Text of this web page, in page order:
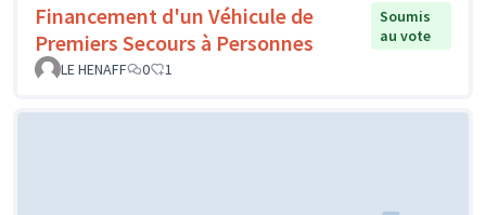
Financement d'un Véhicule de
Premiers Secours à Personnes
Soumis
au vote
LE HENAFF
0 1